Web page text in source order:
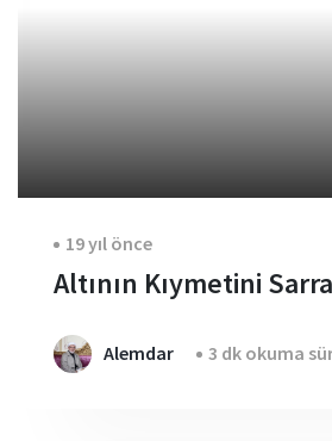
19 yıl önce
Altının Kıymetini
Alemdar 3 dk okuma